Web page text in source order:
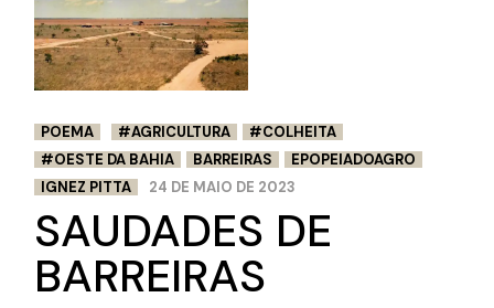
POEMA #AGRICULTURA
#COLHEITA
#OESTE DA BAHIA
BARREIRAS
EPOPEIADOAGRO
IGNEZ PITTA
24 DE MAIO DE 2023
SAUDADES DE
BARREIRAS